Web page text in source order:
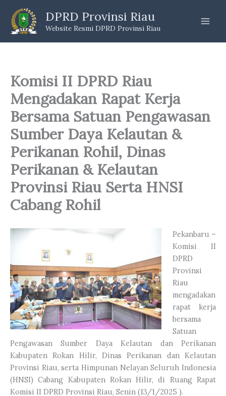
content
DPRD Provinsi Riau
Website Resmi DPRD Provinsi Riau
Komisi II DPRD Riau
Mengadakan Rapat Kerja
Bersama Satuan Pengawasan
Sumber Daya Kelautan &
Perikanan Rohil, Dinas
Perikanan & Kelautan
Provinsi Riau Serta HNSI
Cabang Rohil
Pekanbaru –
Komisi II
DPRD
Provinsi
Riau
mengadakan
rapat kerja
bersama
Satuan
Pengawasan Sumber Daya Kelautan dan Perikanan
Kabupaten Rokan Hilir, Dinas Perikanan dan Kelautan
Provinsi Riau, serta Himpunan Nelayan Seluruh Indonesia
(HNSI) Cabang Kabupaten Rokan Hilir, di Ruang Rapat
Komisi II DPRD Provinsi Riau, Senin (13/1/2025 ).